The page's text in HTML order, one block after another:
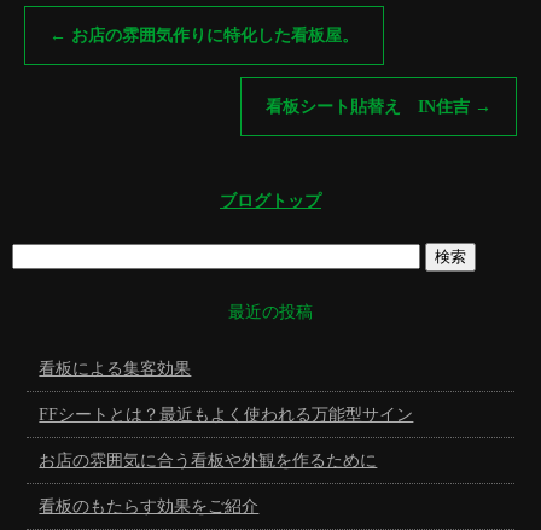
← お店の雰囲気作りに特化した看板屋。
看板シート貼替え IN住吉 →
ブログトップ
最近の投稿
看板による集客効果
FFシートとは？最近もよく使われる万能型サイン
お店の雰囲気に合う看板や外観を作るために
看板のもたらす効果をご紹介